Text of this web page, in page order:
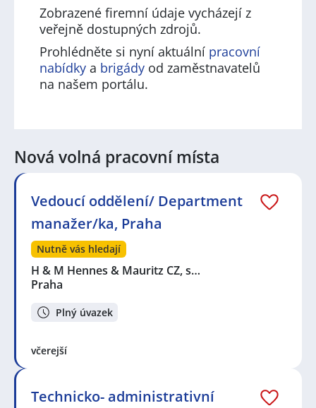
Zobrazené firemní údaje vycházejí z
veřejně dostupných zdrojů.
Prohlédněte si nyní aktuální pracovní
nabídky a brigády od zaměstnavatelů
na našem portálu.
Nová volná pracovní místa
Vedoucí oddělení/ Department
manažer/ka, Praha
Nutně vás hledají
H & M Hennes & Mauritz CZ, s…
Praha
Plný úvazek
včerejší
Technicko- administrativní